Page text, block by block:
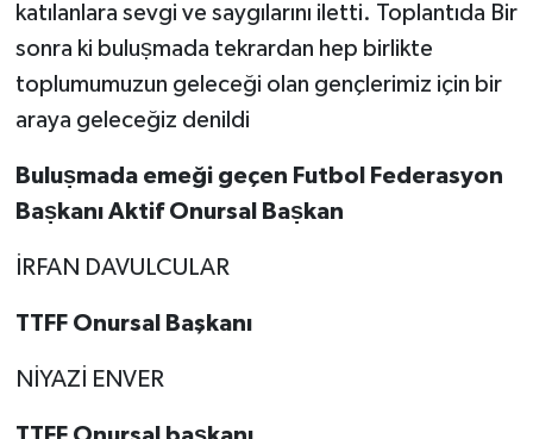
katılanlara sevgi ve saygılarını iletti. Toplantıda Bir
sonra ki buluṣmada tekrardan hep birlikte
toplumumuzun geleceği olan gençlerimiz için bir
araya geleceğiz denildi
Buluṣmada emeği geçen Futbol Federasyon
Baṣkanı Aktif Onursal Baṣkan
İRFAN DAVULCULAR
TTFF Onursal Başkanı
NİYAZİ ENVER